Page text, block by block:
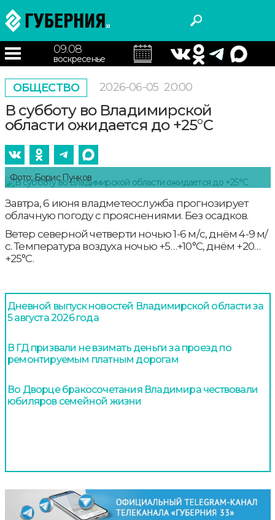
09.08
воскресенье
ОБЩЕСТВО 2026-06-05 20:00
В субботу во Владимирской
области ожидается до +25°С
Фото: Борис Пучков
Завтра, 6 июня владметеослужба прогнозирует
облачную погоду с прояснениями. Без осадков.
Ветер северной четверти ночью 1-6 м/с, днём 4-9 м/
с. Температура воздуха ночью +5…+10°С, днём +20…
+25°С.
Дневной выпуск новостей Владимирской области за
5 августа 2026 года
В ГД призвали не взимать деньги за проезд по
ремонтируемым платным дорогам
Во Дворце бракосочетания Владимира чествовали
юбиляров семейной жизни